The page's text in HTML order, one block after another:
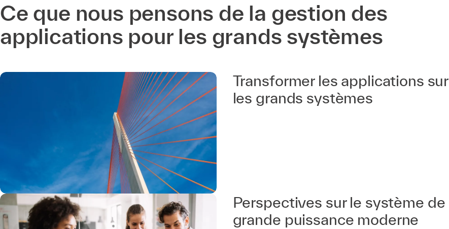
Ce que nous pensons de la gestion des
applications pour les grands systèmes
Transformer les applications sur
les grands systèmes
Perspectives sur le système de
grande puissance moderne